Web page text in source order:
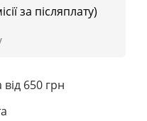
за післяплату)
650 грн